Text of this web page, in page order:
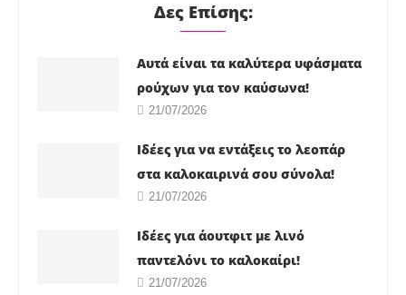
Δες Επίσης:
Αυτά είναι τα καλύτερα υφάσματα
ρούχων για τον καύσωνα!
21/07/2026
Ιδέες για να εντάξεις το λεοπάρ
στα καλοκαιρινά σου σύνολα!
21/07/2026
Ιδέες για άουτφιτ με λινό
παντελόνι το καλοκαίρι!
21/07/2026